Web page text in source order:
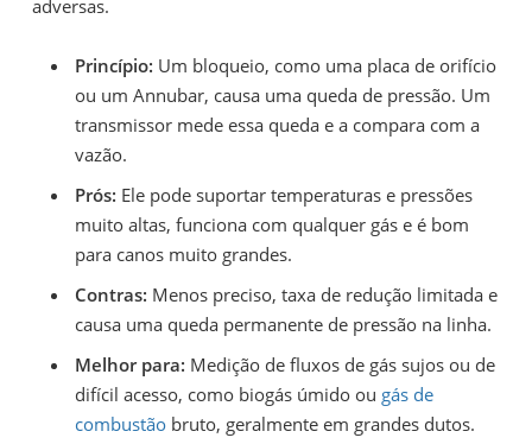
adversas.
Princípio: Um bloqueio, como uma placa de orifício
ou um Annubar, causa uma queda de pressão. Um
transmissor mede essa queda e a compara com a
vazão.
Prós: Ele pode suportar temperaturas e pressões
muito altas, funciona com qualquer gás e é bom
para canos muito grandes.
Contras: Menos preciso, taxa de redução limitada e
causa uma queda permanente de pressão na linha.
Melhor para: Medição de fluxos de gás sujos ou de
difícil acesso, como biogás úmido ou gás de
combustãobruto, geralmente em grandes dutos.